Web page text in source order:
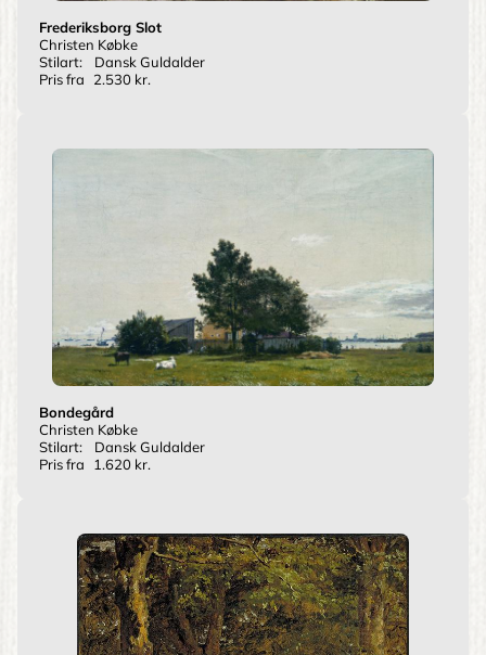
Frederiksborg Slot
Christen Købke
Stilart:
Dansk Guldalder
Pris fra
2.530 kr.
Bondegård
Christen Købke
Stilart:
Dansk Guldalder
Pris fra
1.620 kr.